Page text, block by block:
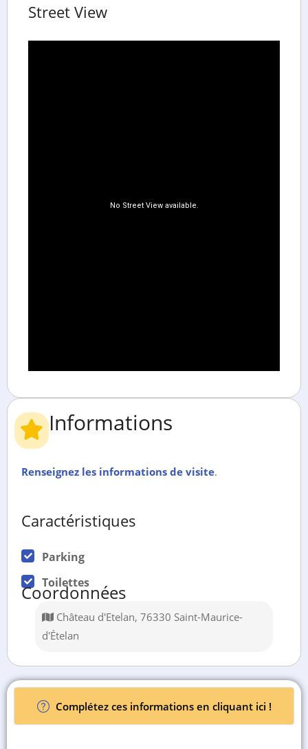
Informations
Renseignez les informations de visite.
Caractéristiques
Parking
Toilettes
Coordonnées
Château d'Etelan, 76330 Saint-Maurice-
d'Ételan
Street View
Complétez ces informations en cliquant ici !